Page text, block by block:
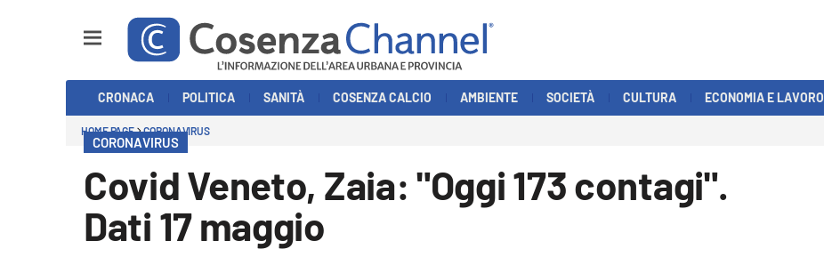
Economia e Lavoro
CRONACA POLITICA SANITÀ COSENZA CALCIO AMBIENTE SOCIETÀ CULTURA ECONOMIA E LAVORO
HOME PAGE CORONAVIRUS
CORONAVIRUS
Covid Veneto, Zaia: "Oggi 173 contagi".
Dati 17 maggio